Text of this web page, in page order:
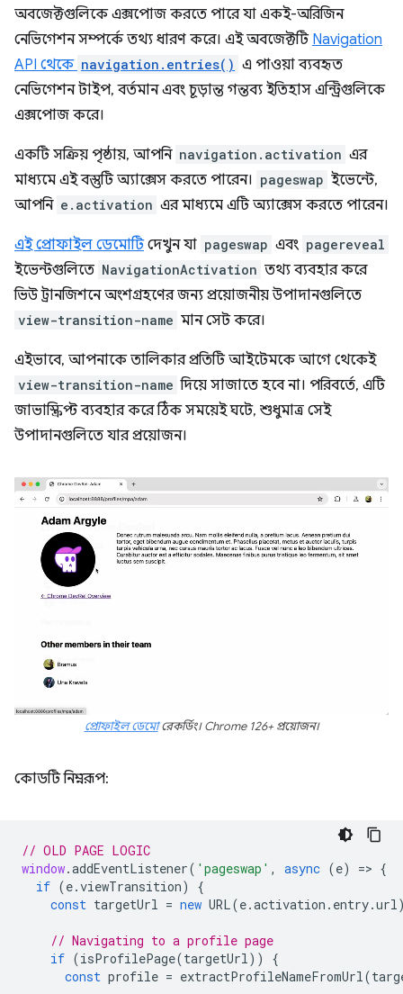
অবজেক্টগুলিকে এক্সপোজ করতে পারে যা একই-অরিজিন
নেভিগেশন সম্পর্কে তথ্য ধারণ করে। এই অবজেক্টটি Navigation
API থেকে navigation.entries() এ পাওয়া ব্যবহৃত
নেভিগেশন টাইপ, বর্তমান এবং চূড়ান্ত গন্তব্য ইতিহাস এন্ট্রিগুলিকে
এক্সপোজ করে।
একটি সক্রিয় পৃষ্ঠায়, আপনি navigation.activation এর
মাধ্যমে এই বস্তুটি অ্যাক্সেস করতে পারেন। pageswap ইভেন্টে,
আপনি e.activation এর মাধ্যমে এটি অ্যাক্সেস করতে পারেন।
এই প্রোফাইল ডেমোটিদেখুন যা pageswap এবং pagereveal
ইভেন্টগুলিতে NavigationActivation তথ্য ব্যবহার করে
ভিউ ট্রানজিশনে অংশগ্রহণের জন্য প্রয়োজনীয় উপাদানগুলিতে
view-transition-name মান সেট করে।
এইভাবে, আপনাকে তালিকার প্রতিটি আইটেমকে আগে থেকেই
view-transition-name দিয়ে সাজাতে হবে না। পরিবর্তে, এটি
জাভাস্ক্রিপ্ট ব্যবহার করে ঠিক সময়েই ঘটে, শুধুমাত্র সেই
উপাদানগুলিতে যার প্রয়োজন।
প্রোফাইল ডেমোরেকর্ডিং। Chrome 126+ প্রয়োজন।
কোডটি নিম্নরূপ:
// OLD PAGE LOGIC
window.addEventListener( 'pageswap' , async (e) => {
if (e.viewTransition)
{
const targetUrl = new URL(e.activation . entry.url
// Navigating to a profile page
if (isProfilePage(targetUrl ))
{
const profile = extractProfileNameFromUrl (